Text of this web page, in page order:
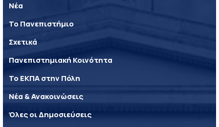
Νέα
Το Πανεπιστήμιο
Σχετικά
Πανεπιστημιακή Κοινότητα
Το ΕΚΠΑ στην Πόλη
Νέα & Ανακοινώσεις
Όλες οι Δημοσιεύσεις